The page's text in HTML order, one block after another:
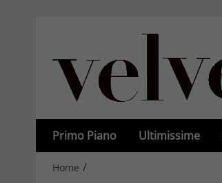
Primo Piano Ultimissime
Home /